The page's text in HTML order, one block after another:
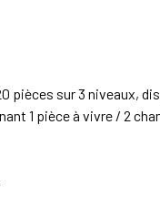
pièces sur 3 niveaux,
1 pièce à vivre / 2